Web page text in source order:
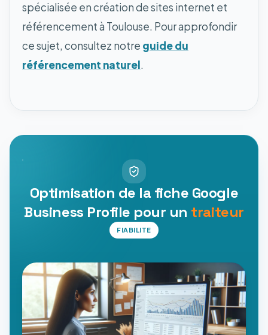
spécialisée en création de sites internet et
référencement à Toulouse. Pour approfondir
ce sujet, consultez notre guide du
référencement naturel.
Optimisation de la fiche Google
Business Profile pour un traiteur
FIABILITE